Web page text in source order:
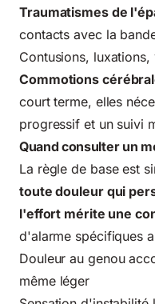
Traumatismes de
contacts avec la
Contusions,
Commotions
court terme, elles
progressif et un suivi
Quand consulter un
La règle de base est
toute douleur qui
l'effort mérite une
d'alarme spécifiques
Douleur au genou
même léger